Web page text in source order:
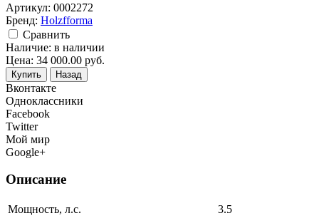
Артикул: 0002272
Бренд: Holzfforma
Cравнить
Наличие: в наличии
Цена: 34 000.00 руб.
Купить Назад
Вконтакте
Одноклассники
Facebook
Twitter
Мой мир
Google+
Описание
Мощность, л.с.
3.5